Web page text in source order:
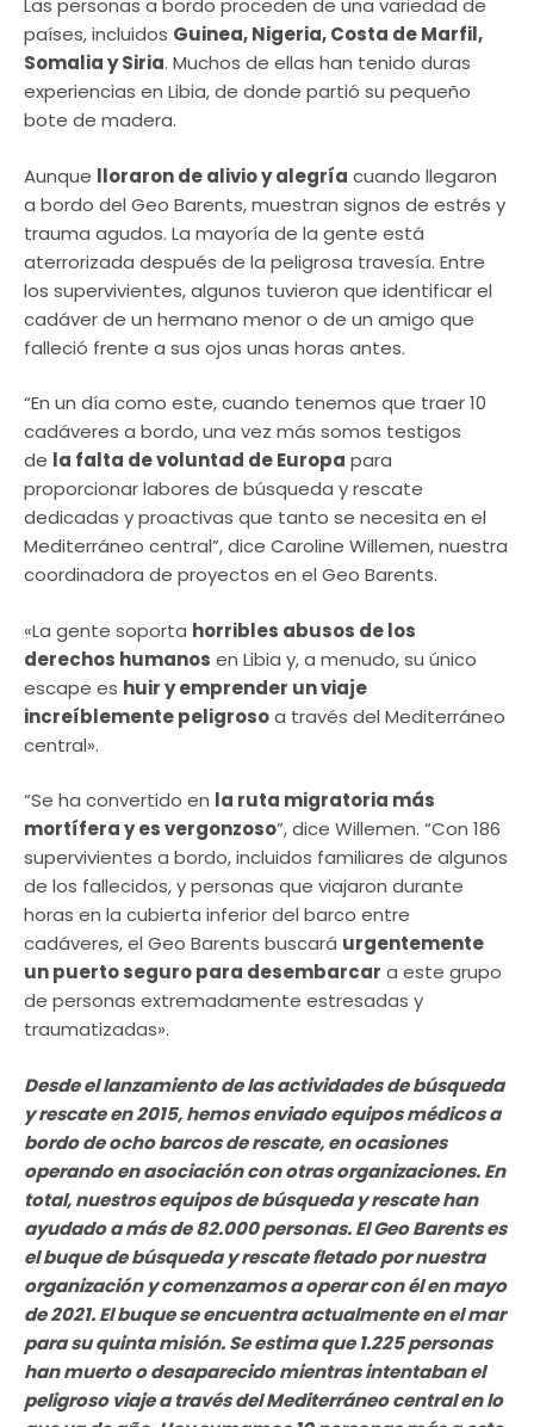
Las personas a bordo proceden de una variedad de
países, incluidos Guinea, Nigeria, Costa de Marfil,
Somalia y Siria. Muchos de ellas han tenido duras
experiencias en Libia, de donde partió su pequeño
bote de madera.
Aunque lloraron de alivio y alegría cuando llegaron
a bordo del Geo Barents, muestran signos de estrés y
trauma agudos. La mayoría de la gente está
aterrorizada después de la peligrosa travesía. Entre
los supervivientes, algunos tuvieron que identificar el
cadáver de un hermano menor o de un amigo que
falleció frente a sus ojos unas horas antes.
“En un día como este, cuando tenemos que traer 10
cadáveres a bordo, una vez más somos testigos
de la falta de voluntad de Europa para
proporcionar labores de búsqueda y rescate
dedicadas y proactivas que tanto se necesita en el
Mediterráneo central”, dice Caroline Willemen, nuestra
coordinadora de proyectos en el Geo Barents.
«La gente soporta horribles abusos de los
derechos humanos en Libia y, a menudo, su único
escape es huir y emprender un viaje
increíblemente peligrosoa través del Mediterráneo
central».
“Se ha convertido en la ruta migratoria más
mortífera y es vergonzoso”, dice Willemen. “Con 186
supervivientes a bordo, incluidos familiares de algunos
de los fallecidos, y personas que viajaron durante
horas en la cubierta inferior del barco entre
cadáveres, el Geo Barents buscará urgentemente
un puerto seguro para desembarcar a este grupo
de personas extremadamente estresadas y
traumatizadas».
Desde el lanzamiento de las actividades de búsqueda
y rescate en 2015, hemos enviado equipos médicos a
bordo de ocho barcos de rescate, en ocasiones
operando en asociación con otras organizaciones. En
total, nuestros equipos de búsqueda y rescate han
ayudado a más de 82.000 personas. El Geo Barents es
el buque de búsqueda y rescate fletado por nuestra
organización y comenzamos a operar con él en mayo
de 2021. El buque se encuentra actualmente en el mar
para su quinta misión. Se estima que 1.225 personas
han muerto o desaparecido mientras intentaban el
peligroso viaje a través del Mediterráneo central en lo